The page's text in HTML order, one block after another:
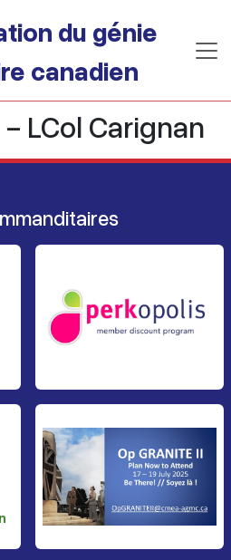
du génie
canadien
LCol Carignan